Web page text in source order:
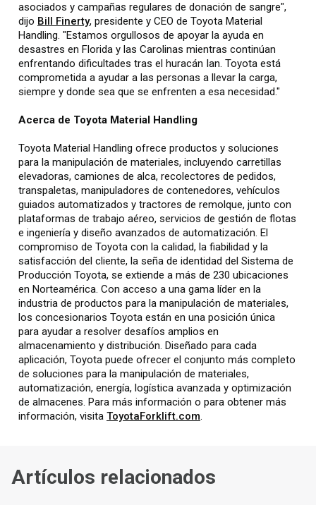
asociados y campañas regulares de donación de sangre",
dijo Bill Finerty, presidente y CEO de Toyota Material
Handling. "Estamos orgullosos de apoyar la ayuda en
desastres en Florida y las Carolinas mientras continúan
enfrentando dificultades tras el huracán Ian. Toyota está
comprometida a ayudar a las personas a llevar la carga,
siempre y donde sea que se enfrenten a esa necesidad."
Acerca de Toyota Material Handling
Toyota Material Handling ofrece productos y soluciones
para la manipulación de materiales, incluyendo carretillas
elevadoras, camiones de alca, recolectores de pedidos,
transpaletas, manipuladores de contenedores, vehículos
guiados automatizados y tractores de remolque, junto con
plataformas de trabajo aéreo, servicios de gestión de flotas
e ingeniería y diseño avanzados de automatización. El
compromiso de Toyota con la calidad, la fiabilidad y la
satisfacción del cliente, la seña de identidad del Sistema de
Producción Toyota, se extiende a más de 230 ubicaciones
en Norteamérica. Con acceso a una gama líder en la
industria de productos para la manipulación de materiales,
los concesionarios Toyota están en una posición única
para ayudar a resolver desafíos amplios en
almacenamiento y distribución. Diseñado para cada
aplicación, Toyota puede ofrecer el conjunto más completo
de soluciones para la manipulación de materiales,
automatización, energía, logística avanzada y optimización
de almacenes. Para más información o para obtener más
información, visita ToyotaForklift.com.
Artículos relacionados